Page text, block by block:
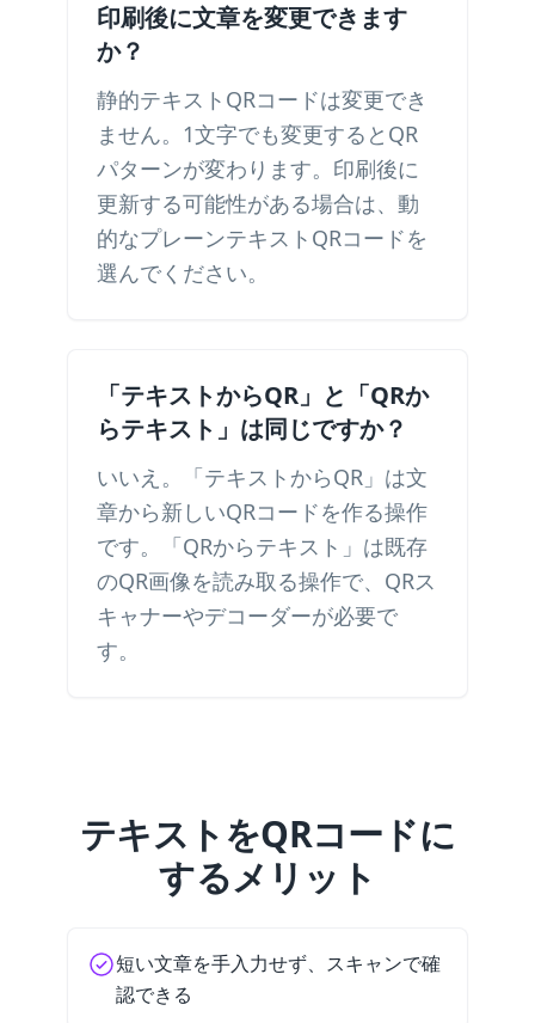
印刷後に文章を変更できます
か？
静的テキストQRコードは変更でき
ません。1文字でも変更するとQR
パターンが変わります。印刷後に
更新する可能性がある場合は、動
的なプレーンテキストQRコードを
選んでください。
「テキストからQR」と「QRか
らテキスト」は同じですか？
いいえ。「テキストからQR」は文
章から新しいQRコードを作る操作
です。「QRからテキスト」は既存
のQR画像を読み取る操作で、QRス
キャナーやデコーダーが必要で
す。
テキストをQRコードに
するメリット
短い文章を手入力せず、スキャンで確
認できる